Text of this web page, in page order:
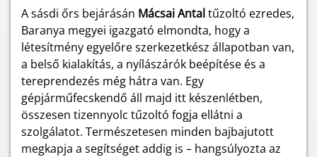
A sásdi őrs bejárásán Mácsai Antaltűzoltó ezredes,
Baranya megyei igazgató elmondta, hogy a
létesítmény egyelőre szerkezetkész állapotban van,
a belső kialakítás, a nyílászárók beépítése és a
tereprendezés még hátra van. Egy
gépjárműfecskendő áll majd itt készenlétben,
összesen tizennyolc tűzoltó fogja ellátni a
szolgálatot. Természetesen minden bajbajutott
megkapja a segítséget addig is – hangsúlyozta az